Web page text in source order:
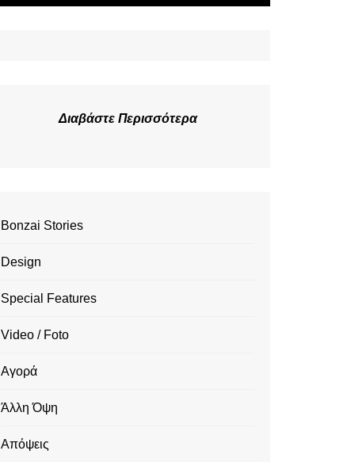
Συνταγές
Κινέζικο Ωροσκόπιο
Διαβάστε Περισσότερα
Bonzai Stories
Design
Special Features
Video / Foto
Αγορά
Άλλη Όψη
Απόψεις